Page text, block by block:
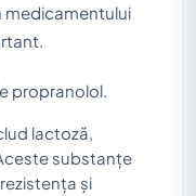
medicamentului
propranolol.
lactoză,
substanțe
și